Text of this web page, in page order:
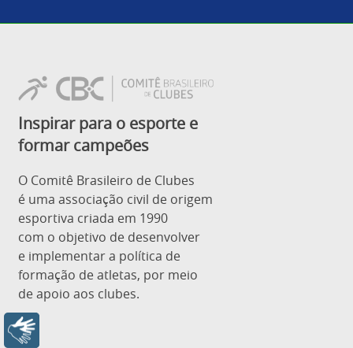
Inspirar para o esporte e
formar campeões
O Comitê Brasileiro de Clubes
é uma associação civil de origem
esportiva criada em 1990
com o objetivo de desenvolver
e implementar a política de
formação de atletas, por meio
de apoio aos clubes.